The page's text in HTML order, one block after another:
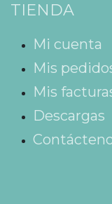
TIENDA
Mi cuenta
Mis
Mis
Descargas